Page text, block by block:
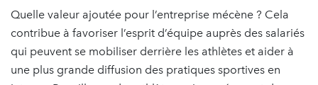
Quelle valeur ajoutée pour l’entreprise mécène ? Cela
contribue à favoriser l’esprit d’équipe auprès des salariés
qui peuvent se mobiliser derrière les athlètes et aider à
une plus grande diffusion des pratiques sportives en